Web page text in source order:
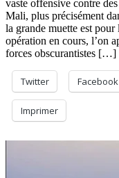
vaste offensive contre
Mali, plus précisément
la grande muette est pour
opération en cours, l’on
forces obscurantistes […]
Twitter Facebook
Imprimer